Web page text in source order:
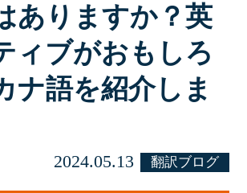
ありますか？英
ィブがおもしろ
ナ語を紹介しま
2024.05.13 翻訳ブログ